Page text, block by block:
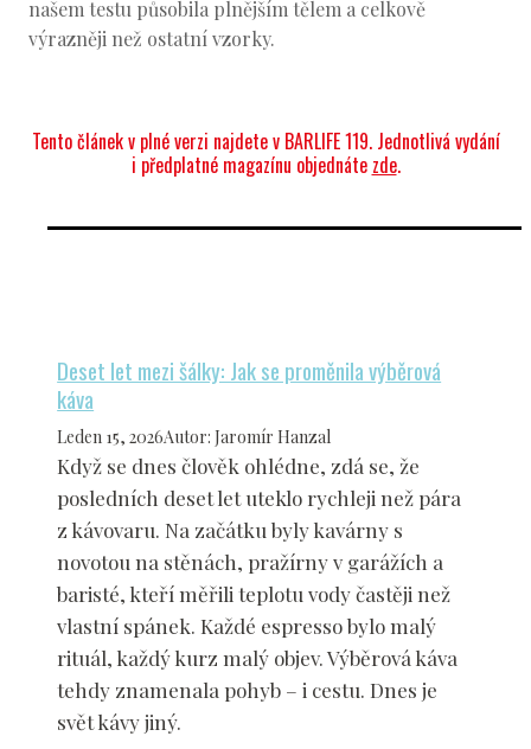
našem testu působila plnějším tělem a celkově
výrazněji než ostatní vzorky.
Tento článek v plné verzi najdete v BARLIFE 119. Jednotlivá vydání
i předplatné magazínu objednáte zde.
Deset let mezi šálky: Jak se proměnila výběrová
káva
Leden 15, 2026Autor: Jaromír Hanzal
Když se dnes člověk ohlédne, zdá se, že
posledních deset let uteklo rychleji než pára
z kávovaru. Na začátku byly kavárny s
novotou na stěnách, pražírny v garážích a
baristé, kteří měřili teplotu vody častěji než
vlastní spánek. Každé espresso bylo malý
rituál, každý kurz malý objev. Výběrová káva
tehdy znamenala pohyb – i cestu. Dnes je
svět kávy jiný.